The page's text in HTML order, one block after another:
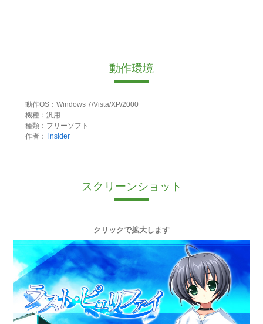
動作環境
動作OS：Windows 7/Vista/XP/2000
機種：汎用
種類：フリーソフト
作者： insider
スクリーンショット
クリックで拡大します